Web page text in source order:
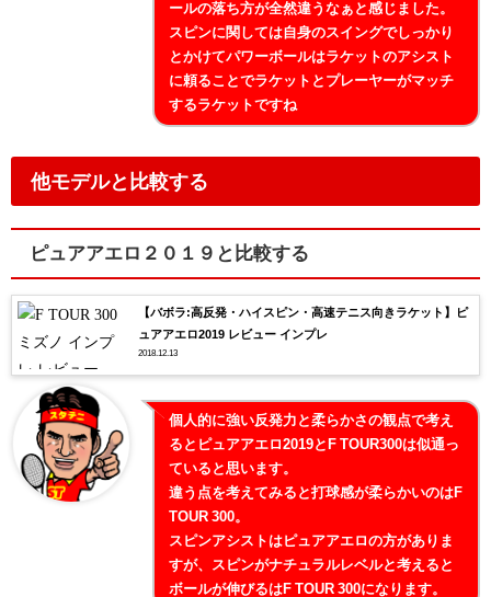
ールの落ち方が全然違うなぁと感じました。
スピンに関しては自身のスイングでしっかり
とかけてパワーボールはラケットのアシスト
に頼ることでラケットとプレーヤーがマッチ
するラケットですね
他モデルと比較する
ピュアアエロ２０１９と比較する
【バボラ:高反発・ハイスピン・高速テニス向きラケット】ピ
ュアアエロ2019 レビュー インプレ
2018.12.13
個人的に強い反発力と柔らかさの観点で考え
るとピュアアエロ2019とF TOUR300は似通っ
ていると思います。
違う点を考えてみると打球感が柔らかいのはF
TOUR 300。
スピンアシストはピュアアエロの方がありま
すが、スピンがナチュラルレベルと考えると
ボールが伸びるはF TOUR 300になります。